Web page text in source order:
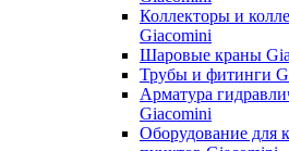
Коллекторы и
Giacomini
Шаровые краны
Трубы и фитинги
Арматура
Giacomini
Оборудование для